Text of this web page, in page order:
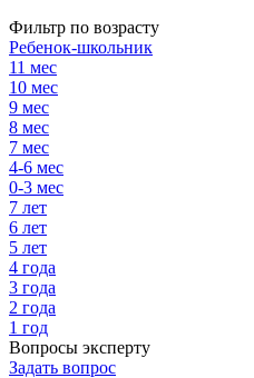
Фильтр по возрасту
Ребенок-школьник
11 мес
10 мес
9 мес
8 мес
7 мес
4-6 мес
0-3 мес
7 лет
6 лет
5 лет
4 года
3 года
2 года
1 год
Вопросы эксперту
Задать вопрос